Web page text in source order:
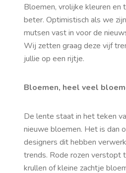
Bloemen, vrolijke kleuren en
beter. Optimistisch als we
mutsen vast in voor de
Wij zetten graag deze vijf
jullie op een rijtje.
Bloemen, heel veel
De lente staat in het teken
nieuwe bloemen. Het is dan
designers dit hebben
trends. Rode rozen verstopt
krullen of kleine zachtje